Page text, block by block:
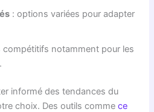
: options variées pour adapter
compétitifs notamment pour les
informé des tendances du
choix. Des outils commece